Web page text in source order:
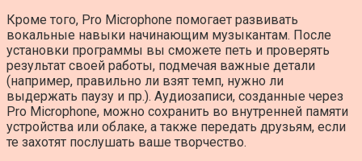
Кроме того, Pro Microphone помогает развивать
вокальные навыки начинающим музыкантам. После
установки программы вы сможете петь и проверять
результат своей работы, подмечая важные детали
(например, правильно ли взят темп, нужно ли
выдержать паузу и пр.). Аудиозаписи, созданные через
Pro Microphone, можно сохранить во внутренней памяти
устройства или облаке, а также передать друзьям, если
те захотят послушать ваше творчество.